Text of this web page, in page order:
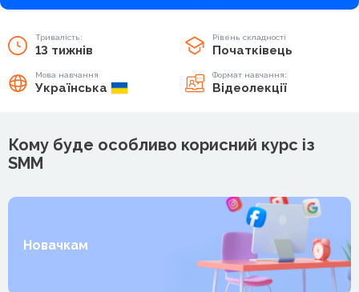
Тривалість:
13 тижнів
Рівень складності
Початківець
Мова навчання
Українська
Формат навчання:
Відеолекції
Кому буде особливо корисний курс із
SMM
Новачкам